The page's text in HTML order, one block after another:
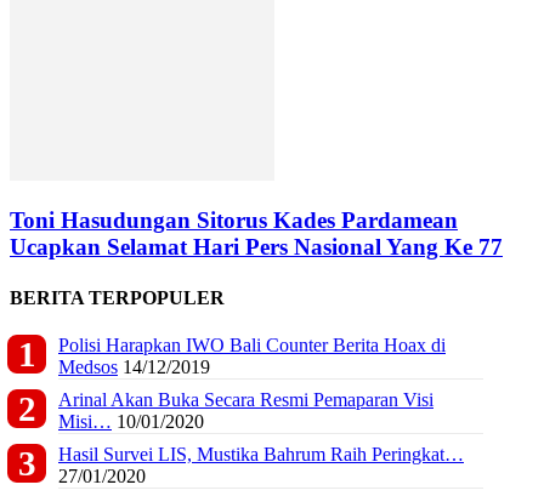
Toni Hasudungan Sitorus Kades Pardamean
Ucapkan Selamat Hari Pers Nasional Yang Ke 77
BERITA TERPOPULER
Polisi Harapkan IWO Bali Counter Berita Hoax di
Medsos 14/12/2019
Arinal Akan Buka Secara Resmi Pemaparan Visi
Misi… 10/01/2020
Hasil Survei LIS, Mustika Bahrum Raih Peringkat…
27/01/2020